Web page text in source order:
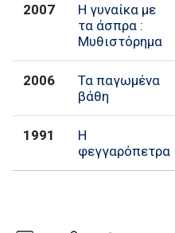
2007
Η γυναίκα με
τα άσπρα :
Μυθιστόρημα
2006
Τα παγωμένα
βάθη
1991
Η
φεγγαρόπετρα